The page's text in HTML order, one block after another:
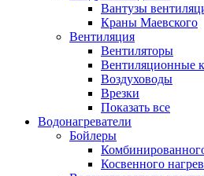
Вантузы
Краны Маевского
Вентиляция
Вентиляторы
Вентиляционные
Воздуховоды
Врезки
Показать все
Водонагреватели
Бойлеры
Косвенного